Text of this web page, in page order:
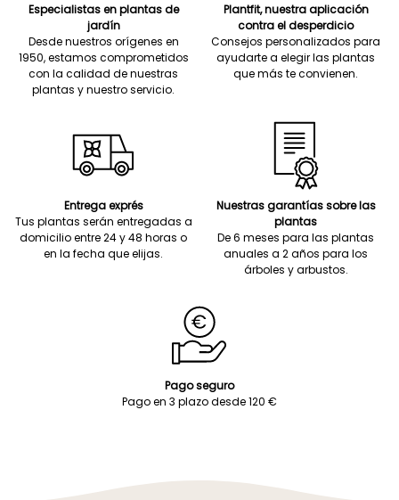
Especialistas en plantas de
jardín
Desde nuestros orígenes en
1950, estamos comprometidos
con la calidad de nuestras
plantas y nuestro servicio.
Plantfit, nuestra aplicación
contra el desperdicio
Consejos personalizados para
ayudarte a elegir las plantas
que más te convienen.
Entrega exprés
Tus plantas serán entregadas a
domicilio entre 24 y 48 horas o
en la fecha que elijas.
Nuestras garantías sobre las
plantas
De 6 meses para las plantas
anuales a 2 años para los
árboles y arbustos.
Pago seguro
Pago en 3 plazo desde 120 €